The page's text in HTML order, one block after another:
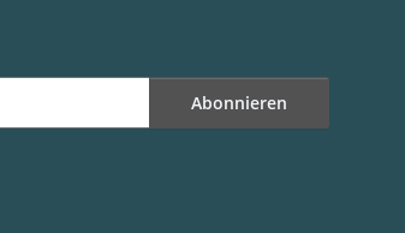
Abonnieren